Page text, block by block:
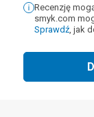
Recenzję
smyk.com
Sprawdź, jak